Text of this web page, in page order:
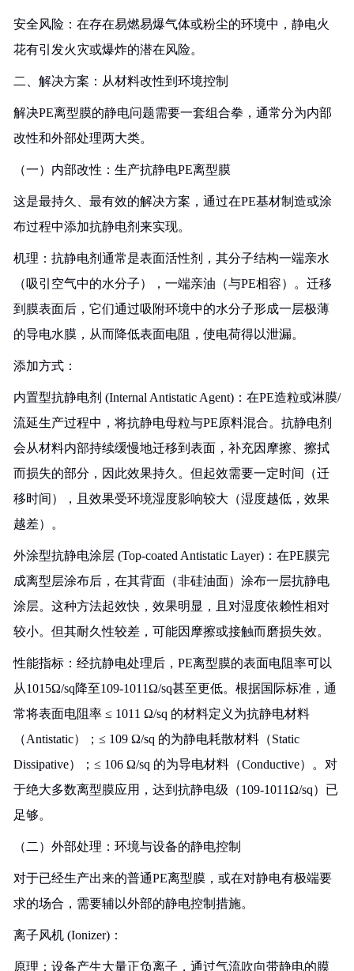
安全风险：在存在易燃易爆气体或粉尘的环境中，静电火
花有引发火灾或爆炸的潜在风险。
二、解决方案：从材料改性到环境控制
解决PE离型膜的静电问题需要一套组合拳，通常分为内部
改性和外部处理两大类。
（一）内部改性：生产抗静电PE离型膜
这是最持久、最有效的解决方案，通过在PE基材制造或涂
布过程中添加抗静电剂来实现。
机理：抗静电剂通常是表面活性剂，其分子结构一端亲水
（吸引空气中的水分子），一端亲油（与PE相容）。迁移
到膜表面后，它们通过吸附环境中的水分子形成一层极薄
的导电水膜，从而降低表面电阻，使电荷得以泄漏。
添加方式：
内置型抗静电剂 (Internal Antistatic Agent)：在PE造粒或淋膜/
流延生产过程中，将抗静电母粒与PE原料混合。抗静电剂
会从材料内部持续缓慢地迁移到表面，补充因摩擦、擦拭
而损失的部分，因此效果持久。但起效需要一定时间（迁
移时间），且效果受环境湿度影响较大（湿度越低，效果
越差）。
外涂型抗静电涂层 (Top-coated Antistatic Layer)：在PE膜完
成离型层涂布后，在其背面（非硅油面）涂布一层抗静电
涂层。这种方法起效快，效果明显，且对湿度依赖性相对
较小。但其耐久性较差，可能因摩擦或接触而磨损失效。
性能指标：经抗静电处理后，PE离型膜的表面电阻率可以
从1015Ω/sq降至109-1011Ω/sq甚至更低。根据国际标准，通
常将表面电阻率 ≤ 1011 Ω/sq 的材料定义为抗静电材料
（Antistatic）；≤ 109 Ω/sq 的为静电耗散材料（Static
Dissipative）；≤ 106 Ω/sq 的为导电材料（Conductive）。对
于绝大多数离型膜应用，达到抗静电级（109-1011Ω/sq）已
足够。
（二）外部处理：环境与设备的静电控制
对于已经生产出来的普通PE离型膜，或在对静电有极端要
求的场合，需要辅以外部的静电控制措施。
离子风机 (Ionizer)：
原理：设备产生大量正负离子，通过气流吹向带静电的膜